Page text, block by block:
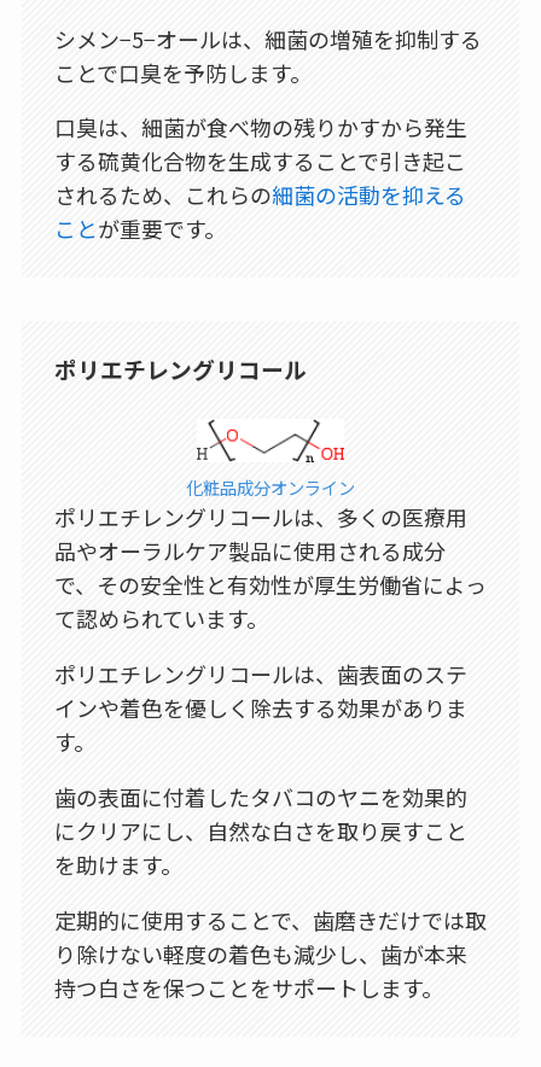
シメン−5−オールは、細菌の増殖を抑制する
ことで口臭を予防します。
口臭は、細菌が食べ物の残りかすから発生
する硫黄化合物を生成することで引き起こ
されるため、これらの細菌の活動を抑える
ことが重要です。
ポリエチレングリコール
化粧品成分オンライン
ポリエチレングリコールは、多くの医療用
品やオーラルケア製品に使用される成分
で、その安全性と有効性が厚生労働省によっ
て認められています。
ポリエチレングリコールは、歯表面のステ
インや着色を優しく除去する効果がありま
す。
歯の表面に付着したタバコのヤニを効果的
にクリアにし、自然な白さを取り戻すこと
を助けます。
定期的に使用することで、歯磨きだけでは取
り除けない軽度の着色も減少し、歯が本来
持つ白さを保つことをサポートします。